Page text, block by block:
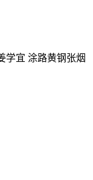
学宜 涂路黄钢张烟